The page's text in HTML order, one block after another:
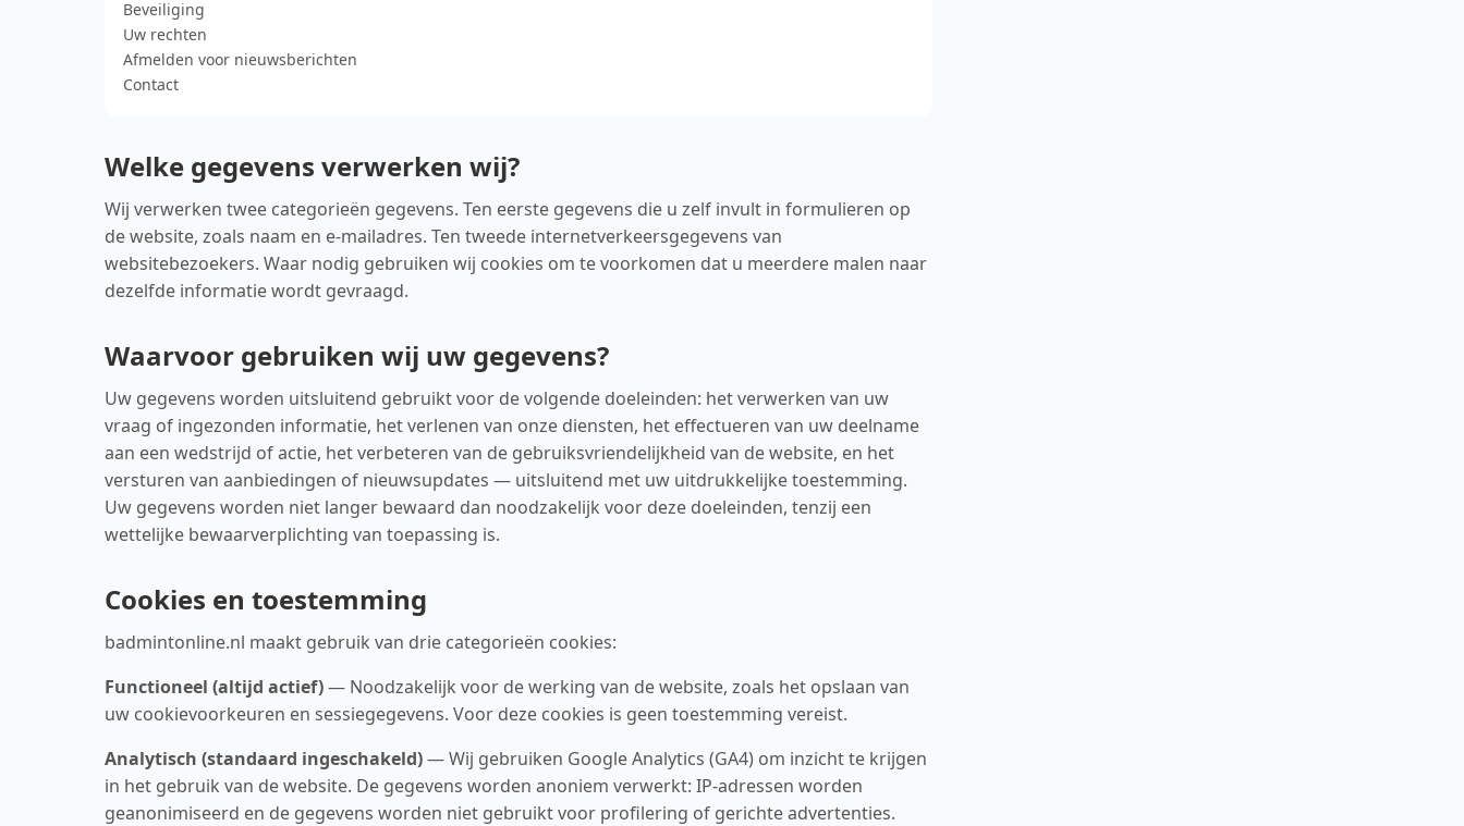
Beveiliging
Uw rechten
Afmelden voor nieuwsberichten
Contact
Welke gegevens verwerken wij?
Wij verwerken twee categorieën gegevens. Ten eerste gegevens die u zelf invult in formulieren op
de website, zoals naam en e-mailadres. Ten tweede internetverkeersgegevens van
websitebezoekers. Waar nodig gebruiken wij cookies om te voorkomen dat u meerdere malen naar
dezelfde informatie wordt gevraagd.
Waarvoor gebruiken wij uw gegevens?
Uw gegevens worden uitsluitend gebruikt voor de volgende doeleinden: het verwerken van uw
vraag of ingezonden informatie, het verlenen van onze diensten, het effectueren van uw deelname
aan een wedstrijd of actie, het verbeteren van de gebruiksvriendelijkheid van de website, en het
versturen van aanbiedingen of nieuwsupdates — uitsluitend met uw uitdrukkelijke toestemming.
Uw gegevens worden niet langer bewaard dan noodzakelijk voor deze doeleinden, tenzij een
wettelijke bewaarverplichting van toepassing is.
Cookies en toestemming
badmintonline.nl maakt gebruik van drie categorieën cookies:
Functioneel (altijd actief)— Noodzakelijk voor de werking van de website, zoals het opslaan van
uw cookievoorkeuren en sessiegegevens. Voor deze cookies is geen toestemming vereist.
Analytisch (standaard ingeschakeld)— Wij gebruiken Google Analytics (GA4) om inzicht te krijgen
in het gebruik van de website. De gegevens worden anoniem verwerkt: IP-adressen worden
geanonimiseerd en de gegevens worden niet gebruikt voor profilering of gerichte advertenties.